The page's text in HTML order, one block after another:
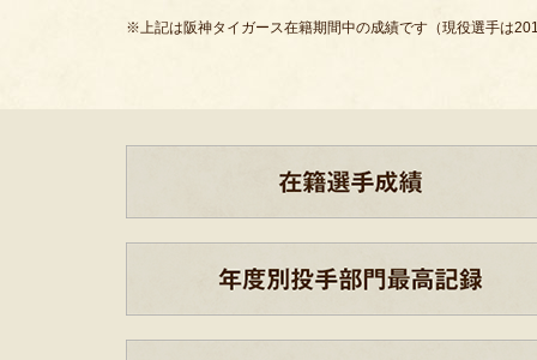
※上記は阪神タイガース在籍期間中の成績です（現役選手は